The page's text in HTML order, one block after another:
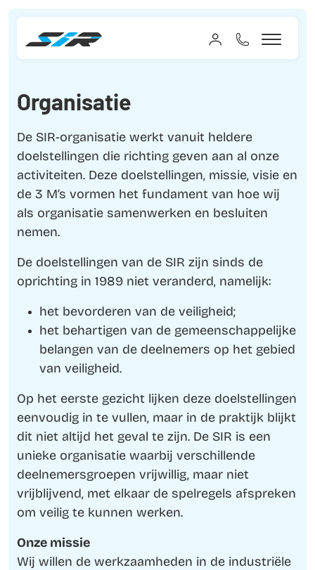
Organisatie
De SIR-organisatie werkt vanuit heldere
doelstellingen die richting geven aan al onze
activiteiten. Deze doelstellingen, missie, visie en
de 3 M’s vormen het fundament van hoe wij
als organisatie samenwerken en besluiten
nemen.
De doelstellingen van de SIR zijn sinds de
oprichting in 1989 niet veranderd, namelijk:
het bevorderen van de veiligheid;
het behartigen van de gemeenschappelijke
belangen van de deelnemers op het gebied
van veiligheid.
Op het eerste gezicht lijken deze doelstellingen
eenvoudig in te vullen, maar in de praktijk blijkt
dit niet altijd het geval te zijn. De SIR is een
unieke organisatie waarbij verschillende
deelnemersgroepen vrijwillig, maar niet
vrijblijvend, met elkaar de spelregels afspreken
om veilig te kunnen werken.
Onze missie
Wij willen de werkzaamheden in de industriële